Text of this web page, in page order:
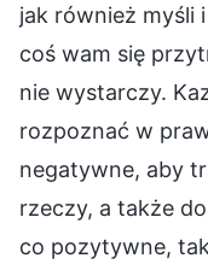
jak również myśli
coś wam się
nie wystarczy.
rozpoznać w
negatywne, aby
rzeczy, a także
co pozytywne, tak